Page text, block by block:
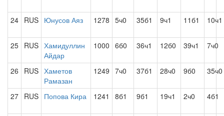
24 RUS Юнусов Аяз 1278 5ч0 35б1 9ч1 11б1 10ч1
25 RUS Хамидуллин
Айдар
1000 6б0 36ч1 12б0 39ч1 7ч0
26 RUS Хаметов
Рамазан
1249 7ч0 37б1 28ч0 9б0 35ч0
27 RUS Попова Кира 1241 8б1 9б1 19ч1 2ч0 4б1